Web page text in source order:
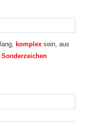
lang, komplex sein, aus
Sonderzeichen